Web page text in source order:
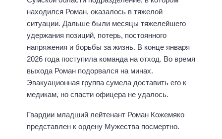
находился Роман, оказалось в тяжелой
ситуации. Дальше были месяцы тяжелейшего
удержания позиций, потерь, постоянного
напряжения и борьбы за жизнь. В конце января
2026 года поступила команда на отход. Во время
выхода Роман подорвался на минах.
Эвакуационная группа сумела доставить его к
медикам, но спасти офицера не удалось.
Гвардии младший лейтенант Роман Кожемяко
представлен к ордену Мужества посмертно.